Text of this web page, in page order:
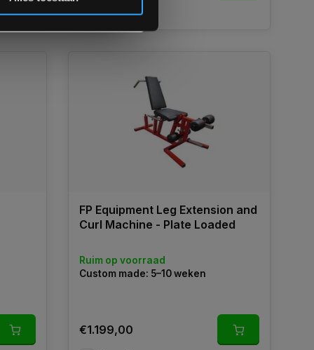
Vergelijk
FP Equipment Leg Extension and
Curl Machine - Plate Loaded
Ruim op voorraad
Custom made: 5–10 weken
€1.199,00